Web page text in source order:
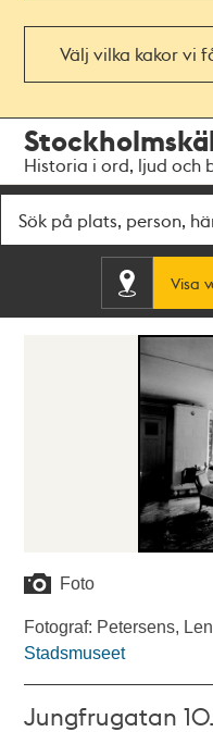
Välj vilka kakor vi
navigationen
huvudinnehållet
Historia i ord, ljud och
Visa
Foto
Fotograf: Petersens,
Stadsmuseet
Jungfrugatan